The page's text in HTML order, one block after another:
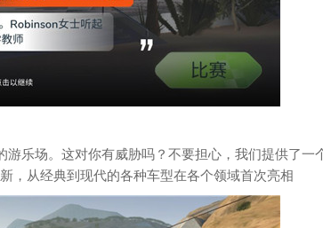
游乐场。这对你有威胁吗？不要担心，我们提供了
，从经典到现代的各种车型在各个领域首次亮相